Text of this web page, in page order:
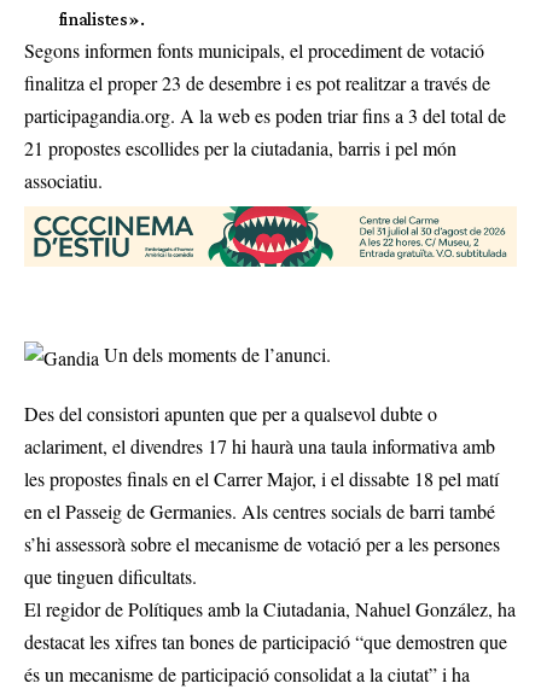
finalistes».
Segons informen fonts municipals, el procediment de votació
finalitza el proper 23 de desembre i es pot realitzar a través de
participagandia.org. A la web es poden triar fins a 3 del total de
21 propostes escollides per la ciutadania, barris i pel món
associatiu.
Un dels moments de l’anunci.
Des del consistori apunten que per a qualsevol dubte o
aclariment, el divendres 17 hi haurà una taula informativa amb
les propostes finals en el Carrer Major, i el dissabte 18 pel matí
en el Passeig de Germanies. Als centres socials de barri també
s’hi assessorà sobre el mecanisme de votació per a les persones
que tinguen dificultats.
El regidor de Polítiques amb la Ciutadania, Nahuel González, ha
destacat les xifres tan bones de participació “que demostren que
és un mecanisme de participació consolidat a la ciutat” i ha